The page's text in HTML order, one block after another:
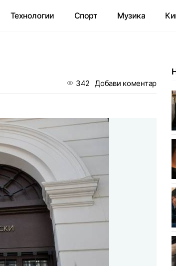
Технологии Спорт Музика
342 Добави коментар